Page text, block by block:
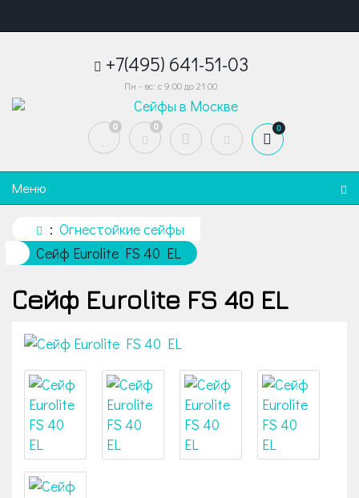
+7(495) 641-51-03
Пн - вс: с 9:00 до 21:00
0 0 0
Меню
Огнестойкие сейфы
Сейф Eurolite FS 40 EL
Сейф Eurolite FS 40 EL